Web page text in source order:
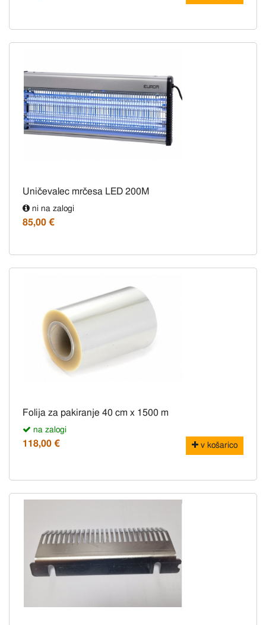
Uničevalec mrčesa LED 200M
ni na zalogi
85,00 €
Folija za pakiranje 40 cm x 1500 m
na zalogi
118,00 € v košarico